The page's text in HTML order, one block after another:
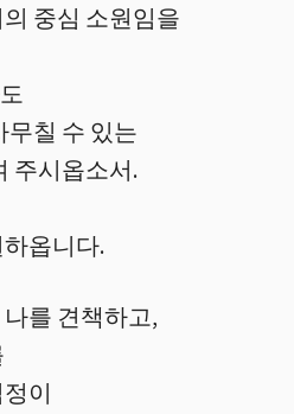
중심 소원임을
무칠 수 있는
주시옵소서.
옵니다.
를 견책하고,
이